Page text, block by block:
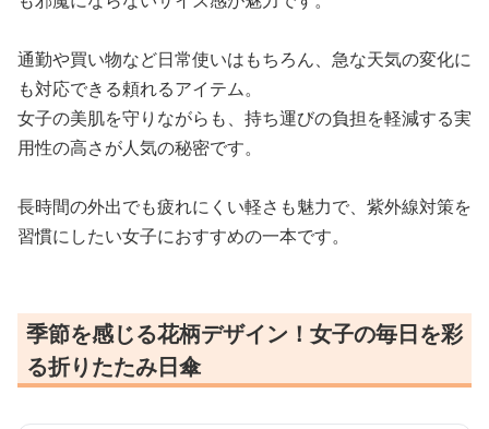
通勤や買い物など日常使いはもちろん、急な天気の変化に
も対応できる頼れるアイテム。
女子の美肌を守りながらも、持ち運びの負担を軽減する実
用性の高さが人気の秘密です。
長時間の外出でも疲れにくい軽さも魅力で、紫外線対策を
習慣にしたい女子におすすめの一本です。
季節を感じる花柄デザイン！女子の毎日を彩
る折りたたみ日傘